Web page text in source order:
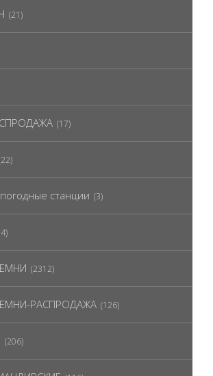
(21)
(17)
станции (3)
(2312)
РАСПРОДАЖА (126)
(206)